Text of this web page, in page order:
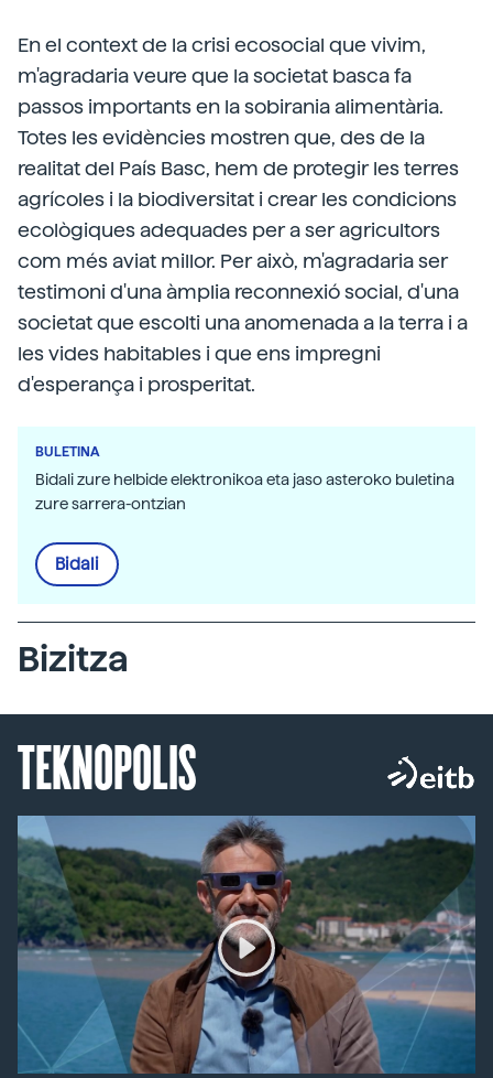
En el context de la crisi ecosocial que vivim,
m'agradaria veure que la societat basca fa
passos importants en la sobirania alimentària.
Totes les evidències mostren que, des de la
realitat del País Basc, hem de protegir les terres
agrícoles i la biodiversitat i crear les condicions
ecològiques adequades per a ser agricultors
com més aviat millor. Per això, m'agradaria ser
testimoni d'una àmplia reconnexió social, d'una
societat que escolti una anomenada a la terra i a
les vides habitables i que ens impregni
d'esperança i prosperitat.
BULETINA
Bidali zure helbide elektronikoa eta jaso asteroko buletina
zure sarrera-ontzian
Bidali
Bizitza
TEKNOPOLIS